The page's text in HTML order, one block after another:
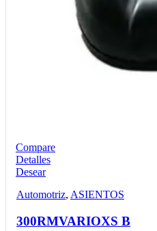
Compare
Detalles
Desear
Automotriz, ASIENTOS
300RMVARIOXS B